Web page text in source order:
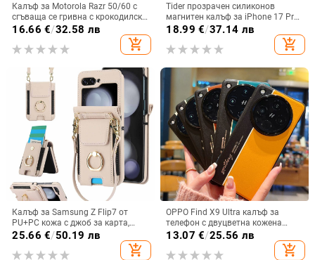
Калъф за Motorola Razr 50/60 с
сгъваща се гривна с крокодилски
релеф
16.66 €/32.58 лв
add_shopping_cart
Tider прозрачен силиконов
магнитен калъф за iPhone 17 Pro
Max, защита срещу падане,
18.99 €/37.14 лв
add_shopping_cart
Калъф за Samsung Z Flip7 от
PU+PC кожа с джоб за карта,
пръстен за държане, еластичен
държач за карти и кръстосана
презрамка
25.66 €/50.19 лв
add_shopping_cart
OPPO Find X9 Ultra калъф за
телефон с двуцветна кожена
текстура и флуоресцентни линии,
13.07 €/25.56 лв
add_shopping_cart